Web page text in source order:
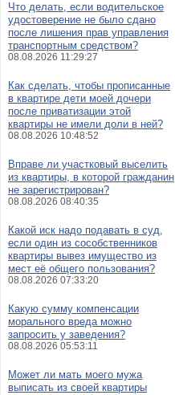
Что делать, если водительское
удостоверение не было сдано
после лишения прав управления
транспортным средством?
08.08.2026 11:29:27
Как сделать, чтобы прописанные
в квартире дети моей дочери
после приватизации этой
квартиры не имели доли в ней?
08.08.2026 10:48:52
Вправе ли участковый выселить
из квартиры, в которой гражданин
не зарегистрирован?
08.08.2026 08:40:35
Какой иск надо подавать в суд,
если один из сособственников
квартиры вывез имущество из
мест её общего пользования?
08.08.2026 07:33:20
Какую сумму компенсации
морального вреда можно
запросить у заведения?
08.08.2026 05:53:11
Может ли мать моего мужа
выписать из своей квартиры